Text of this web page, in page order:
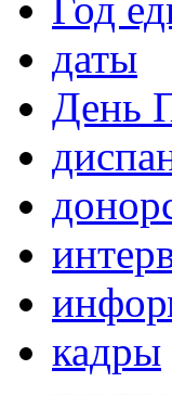
даты
День
кадры